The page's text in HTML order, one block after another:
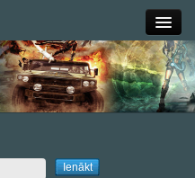
Close
Forums